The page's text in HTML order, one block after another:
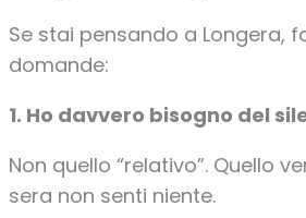
Se stai pensando a Longera,
domande:
1. Ho davvero bisogno del
Non quello “relativo”. Quello
sera non senti niente.